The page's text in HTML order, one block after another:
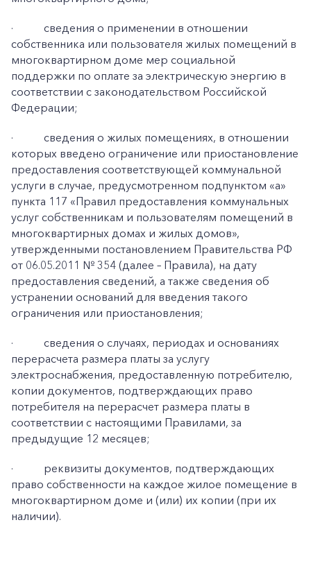
·
сведения о применении в отношении
собственника или пользователя жилых помещений в
многоквартирном доме мер социальной
поддержки по оплате за электрическую энергию в
соответствии с законодательством Российской
Федерации;
·
сведения о жилых помещениях, в отношении
которых введено ограничение или приостановление
предоставления соответствующей коммунальной
услуги в случае, предусмотренном подпунктом «а»
пункта 117 «Правил предоставления коммунальных
услуг собственникам и пользователям помещений в
многоквартирных домах и жилых домов»,
утвержденными постановлением Правительства РФ
от 06.05.2011 № 354 (далее – Правила), на дату
предоставления сведений, а также сведения об
устранении оснований для введения такого
ограничения или приостановления;
·
сведения о случаях, периодах и основаниях
перерасчета размера платы за услугу
электроснабжения, предоставленную потребителю,
копии документов, подтверждающих право
потребителя на перерасчет размера платы в
соответствии с настоящими Правилами, за
предыдущие 12 месяцев;
·
реквизиты документов, подтверждающих
право собственности на каждое жилое помещение в
многоквартирном доме и (или) их копии (при их
наличии).